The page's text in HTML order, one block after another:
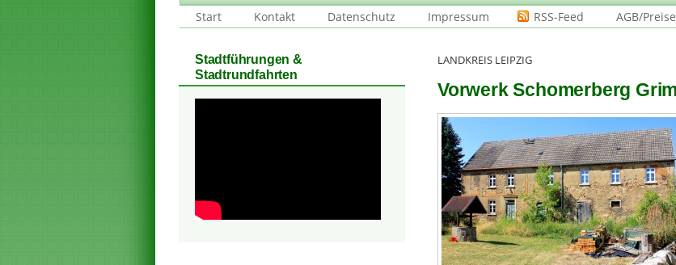
Start
Kontakt Datenschutz Impressum RSS-Feed AGB/Preise
LANDKREIS LEIPZIG
Vorwerk Schomerberg
Stadtführungen &
Stadtrundfahrten